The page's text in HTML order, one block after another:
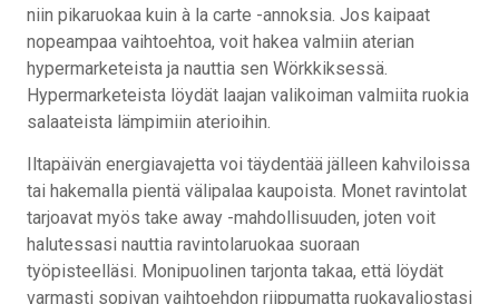
niin pikaruokaa kuin à la carte -annoksia. Jos kaipaat
nopeampaa vaihtoehtoa, voit hakea valmiin aterian
hypermarketeista ja nauttia sen Wörkkiksessä.
Hypermarketeista löydät laajan valikoiman valmiita ruokia
salaateista lämpimiin aterioihin.
Iltapäivän energiavajetta voi täydentää jälleen kahviloissa
tai hakemalla pientä välipalaa kaupoista. Monet ravintolat
tarjoavat myös take away -mahdollisuuden, joten voit
halutessasi nauttia ravintolaruokaa suoraan
työpisteelläsi. Monipuolinen tarjonta takaa, että löydät
varmasti sopivan vaihtoehdon riippumatta ruokavaliostasi